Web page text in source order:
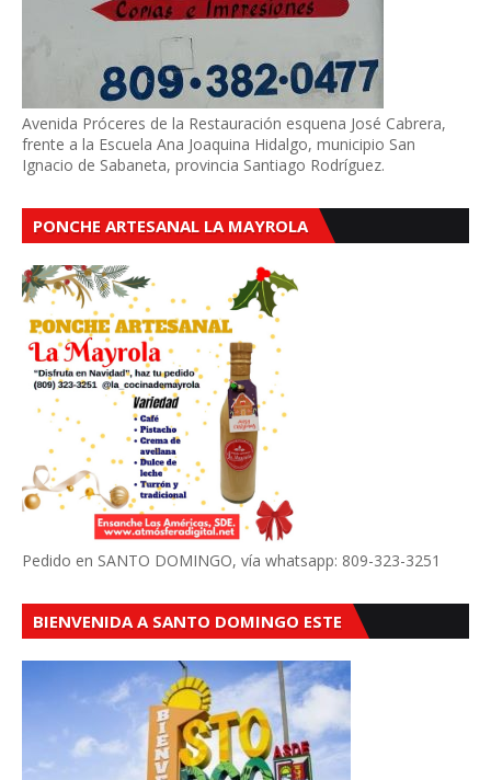
Avenida Próceres de la Restauración esquena José Cabrera,
frente a la Escuela Ana Joaquina Hidalgo, municipio San
Ignacio de Sabaneta, provincia Santiago Rodríguez.
PONCHE ARTESANAL LA MAYROLA
Pedido en SANTO DOMINGO, vía whatsapp: 809-323-3251
BIENVENIDA A SANTO DOMINGO ESTE